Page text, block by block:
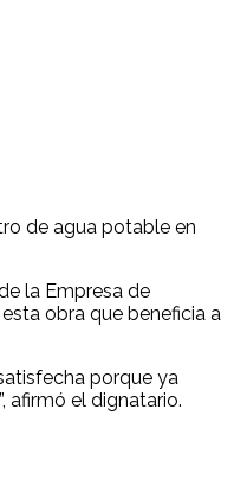
de agua potable en
la Empresa de
obra que beneficia a
porque ya
afirmó el dignatario.